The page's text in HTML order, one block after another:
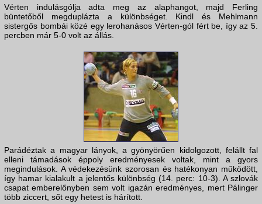
Vérten indulásgólja adta meg az alaphangot, majd Ferling
büntetőből megduplázta a különbséget. Kindl és Mehlmann
sistergős bombái közé egy lerohanásos Vérten-gól fért be, így az 5.
percben már 5-0 volt az állás.
Parádéztak a magyar lányok, a gyönyörűen kidolgozott, felállt fal
elleni támadások éppoly eredményesek voltak, mint a gyors
megindulások. A védekezésünk szorosan és hatékonyan működött,
így hamar kialakult a jelentős különbség (14. perc: 10-3). A szlovák
csapat emberelőnyben sem volt igazán eredményes, mert Pálinger
több ziccert, sőt egy hetest is hárított.